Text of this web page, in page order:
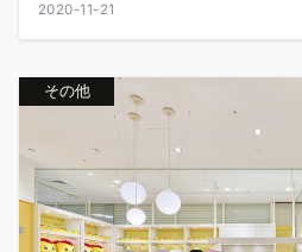
2020-11-21
その他